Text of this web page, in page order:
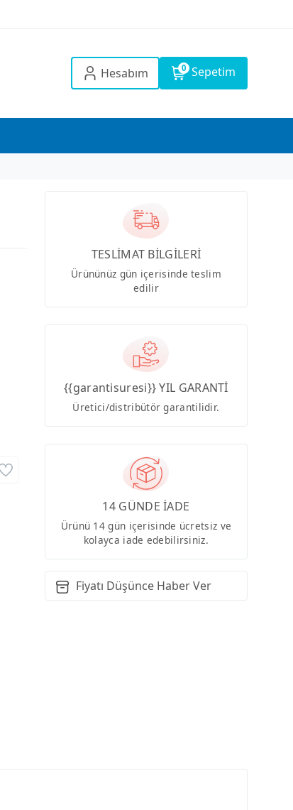
Hesabım 0 Sepetim
TESLİMAT BİLGİLERİ
Ürününüz gün içerisinde teslim
edilir
{{garantisuresi}} YIL GARANTİ
Üretici/distribütör garantilidir.
14 GÜNDE İADE
Ürünü 14 gün içerisinde ücretsiz ve
kolayca iade edebilirsiniz.
Fiyatı Düşünce Haber Ver